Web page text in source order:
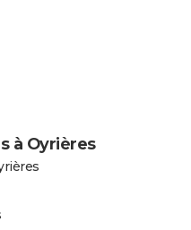
à Oyrières